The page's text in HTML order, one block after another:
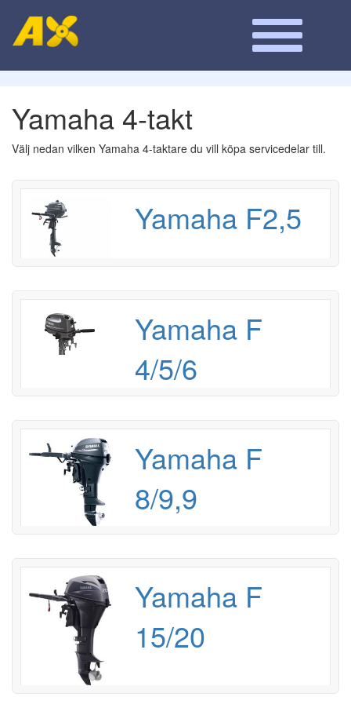
Yamaha 4-takt
Välj nedan vilken Yamaha 4-taktare du vill köpa servicedelar till.
Yamaha F2,5
Yamaha F
4/5/6
Yamaha F
8/9,9
Yamaha F
15/20